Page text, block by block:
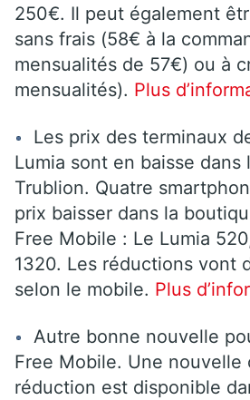
250€. Il peut également
sans frais (58€ à la
mensualités de 57€) ou à
mensualités). Plus
Les prix des terminaux
Lumia sont en baisse dans
Trublion. Quatre
prix baisser dans la
Free Mobile : Le Lumia
1320. Les réductions vont
selon le mobile. Plus
Autre bonne nouvelle
Free Mobile. Une nouvelle
réduction est disponible